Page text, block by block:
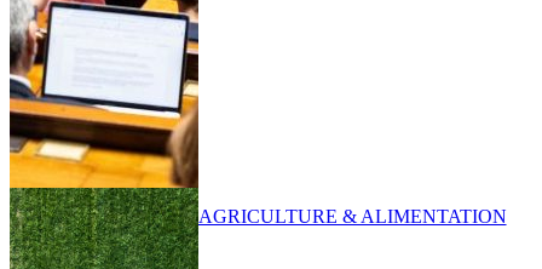
AGRICULTURE & ALIMENTATION